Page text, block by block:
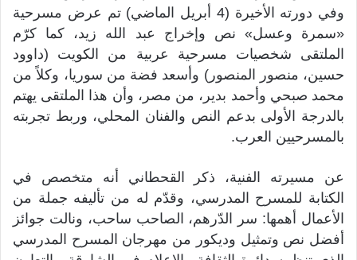
وفي دورته الأخيرة (4 أبريل الماضي) تم عرض مسرحية
«سمرة وعسل» نص وإخراج عبد الله زيد، كما كرّم
الملتقى شخصيات مسرحية عربية من الكويت (داوود
حسين، منصور المنصور) وأسعد فضة من سوريا، وكلاً من
محمد صبحي وأحمد بدير، من مصر، وأن هذا الملتقى يهتم
بالدرجة الأولى بدعم النص والفنان المحلي، وربط تجربته
بالمسرحيين العرب.‬
‫عن مسيرته الفنية، ذكر القحطاني أنه متخصص في
الكتابة للمسرح المدرسي، وقدّم له من تأليفه جملة من
الأعمال أهمها: سر الدّرهم، الصاحب ساحب، ونالت جوائز
أفضل نص وتمثيل وديكور من مهرجان المسرح المدرسي